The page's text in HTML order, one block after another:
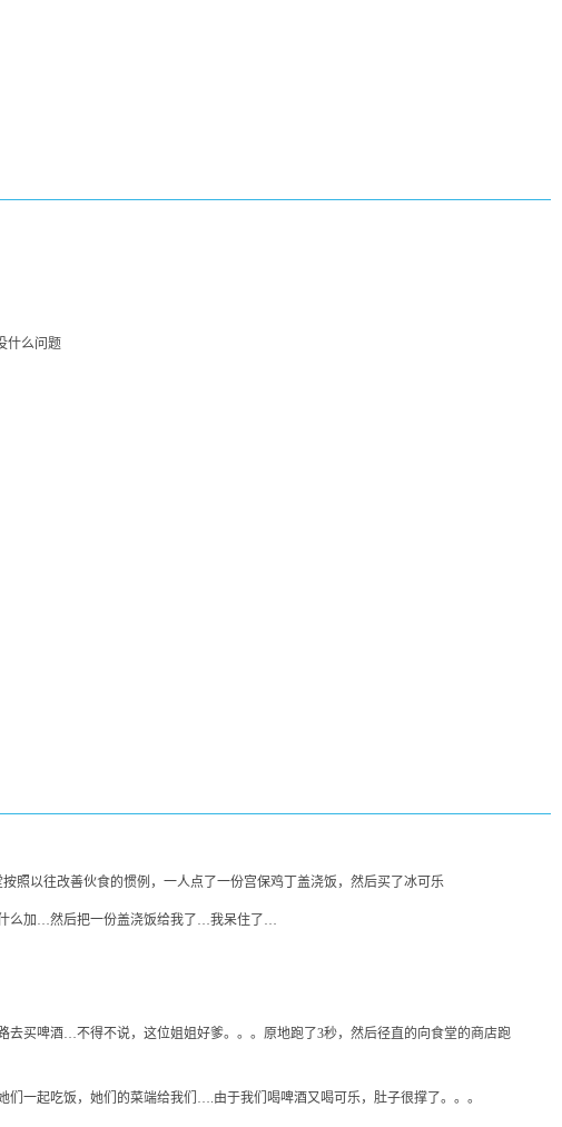
什么问题
照以往改善伙食的惯例，一人点了一份宫保鸡丁盖浇饭，然后买了冰可乐
什么加…然后把一份盖浇饭给我了…我呆住了…
买啤酒…不得不说，这位姐姐好爹。。。原地跑了3秒，然后径直的向食堂的商店跑
一起吃饭，她们的菜端给我们….由于我们喝啤酒又喝可乐，肚子很撑了。。。